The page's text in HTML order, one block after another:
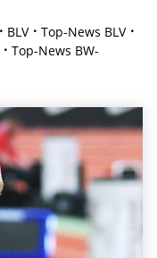
BLV
Top-News BLV
Top-News BW-